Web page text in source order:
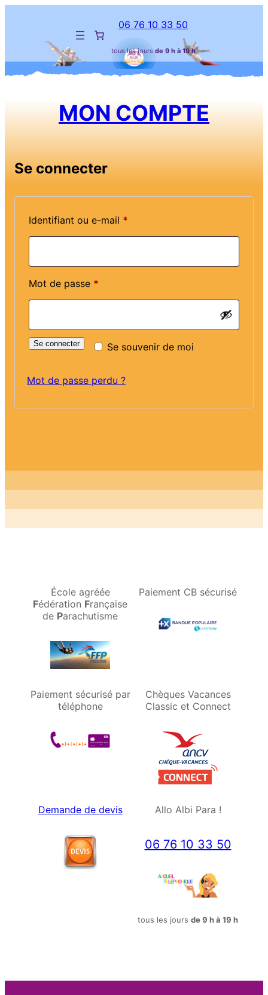
06 76 10 33 50
tous les jours de 9 h à 19 h
MON COMPTE
Se connecter
Identifiant ou e-mail *
Mot de passe *
Se souvenir de moi
Se connecter
Mot de passe perdu ?
École agréée
Fédération Française
de Parachutisme
Paiement CB sécurisé
Paiement sécurisé par
téléphone
Chèques Vacances
Classic et Connect
Demande de devis Allo Albi Para !
06 76 10 33 50
tous les jours de 9 h à 19 h